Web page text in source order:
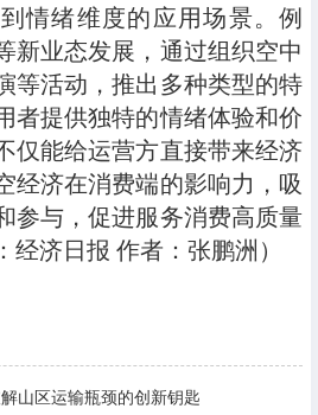
情绪维度的应用场景。例
新业态发展，通过组织空中
等活动，推出多种类型的特
者提供独特的情绪体验和价
仅能给运营方直接带来经济
经济在消费端的影响力，吸
参与，促进服务消费高质量
经济日报 作者：张鹏洲）
山区运输瓶颈的创新钥匙